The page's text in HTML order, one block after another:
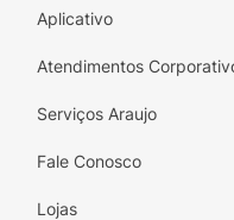
Aplicativo
Atendimentos
Serviços Araujo
Fale Conosco
Lojas